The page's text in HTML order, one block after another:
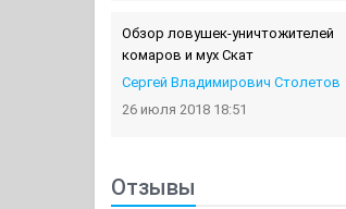
Обзор ловушек-уничтожителей
комаров и мух Скат
Сергей Владимирович Столетов
26 июля 2018 18:51
Отзывы